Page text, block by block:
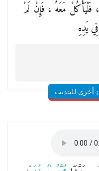
فَلْيَأْكُلْ مَعَهُ ، فَإِنْ لَمْ
يَدِهِ
أخرى للحديث